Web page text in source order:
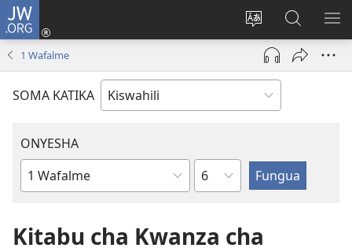
JW.ORG
Badili
lugha
ya
tovuti
Ingia
(opens
window)
Tafuta
Katika
JW.ORG
1 Wafalme
SOMA KATIKA
ONYESHA
Kitabu
Biblia
Sura
Kitabu cha Kwanza cha